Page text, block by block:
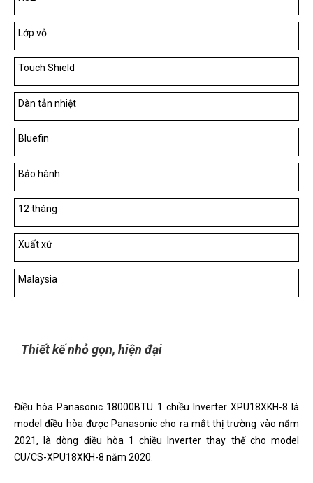
Lớp vỏ
Touch Shield
Dàn tản nhiệt
Bluefin
Bảo hành
12 tháng
Xuất xứ
Malaysia
Thiết kế nhỏ gọn, hiện đại
Điều hòa Panasonic 18000BTU 1 chiều Inverter XPU18XKH-8 là
model điều hòa được Panasonic cho ra mắt thị trường vào năm
2021, là dòng điều hòa 1 chiều Inverter thay thế cho model
CU/CS-XPU18XKH-8 năm 2020.